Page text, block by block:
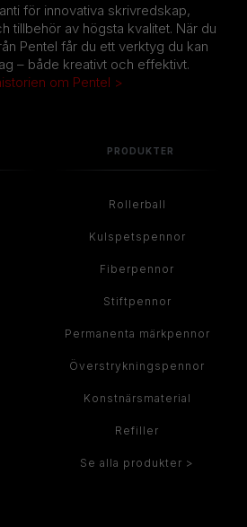
för innovativa skrivredskap,
tillbehör av högsta kvalitet. När du
Pentel får du ett verktyg du kan
– både kreativt och effektivt.
om Pentel >
PRODUKTER
Rollerball
Kulspetspennor
Fiberpennor
Stiftpennor
Permanenta märkpennor
Överstrykningspennor
Konstnärsmaterial
Refiller
Se alla produkter >